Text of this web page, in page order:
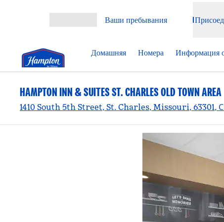
Ваши пребывания
Домашняя Номера Информация
HAMPTON INN & SUITES ST. CHARLES OLD TOWN AREA
1410 South 5th Street, St. Charles, Missouri, 63301,